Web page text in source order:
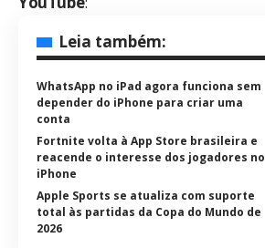
Leia também:
WhatsApp no iPad agora funciona sem
depender do iPhone para criar uma
conta
Fortnite volta à App Store brasileira e
reacende o interesse dos jogadores no
iPhone
Apple Sports se atualiza com suporte
total às partidas da Copa do Mundo de
2026